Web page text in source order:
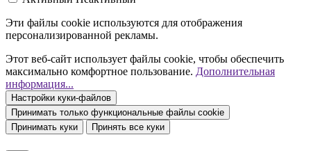
Эти файлы cookie используются для отображения
персонализированной рекламы.
Этот веб-сайт использует файлы cookie, чтобы обеспечить
максимально комфортное пользование. Дополнительная
информация...
Настройки куки-файлов
Принимать только функциональные файлы cookie
Принимать куки
Принять все куки